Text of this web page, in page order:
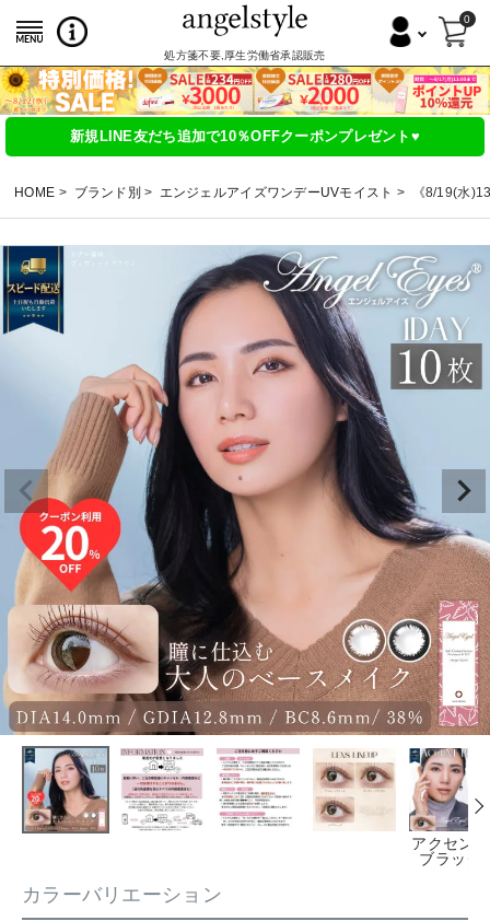
処方箋不要,厚生労働省承認販売
0
新規LINE友だち追加で10％OFFクーポンプレゼント♥
HOME ブランド別 エンジェルアイズワンデーUVモイスト 《8/19(水
アクセント
ブラック
カラーバリエーション